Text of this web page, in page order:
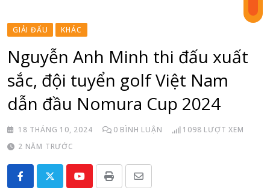
GIẢI ĐẤU KHÁC
Nguyễn Anh Minh thi đấu xuất
sắc, đội tuyển golf Việt Nam
dẫn đầu Nomura Cup 2024
18 THÁNG 10, 2024 0 BÌNH LUẬN 1098 LƯỢT XEM
2 NĂM TRƯỚC
YoutubePrint
Share